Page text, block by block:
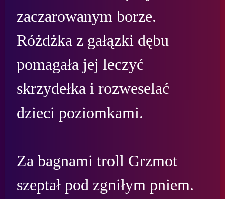
zaczarowanym borze.
Różdżka z gałązki dębu
pomagała jej leczyć
skrzydełka i rozweselać
dzieci poziomkami.
Za bagnami troll Grzmot
szeptał pod zgniłym pniem.